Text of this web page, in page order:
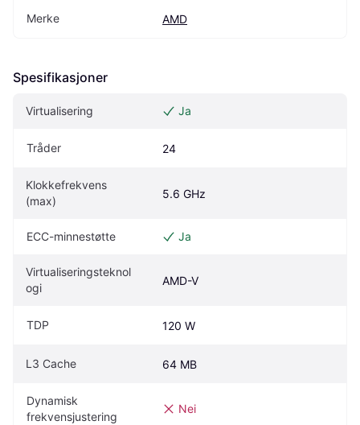
Merke AMD
Spesifikasjoner
Virtualisering Ja
Tråder 24
Klokkefrekvens
(max)
5.6 GHz
ECC-minnestøtte Ja
Virtualiseringsteknol
ogi
AMD-V
TDP 120 W
L3 Cache 64 MB
Dynamisk
frekvensjustering
Nei